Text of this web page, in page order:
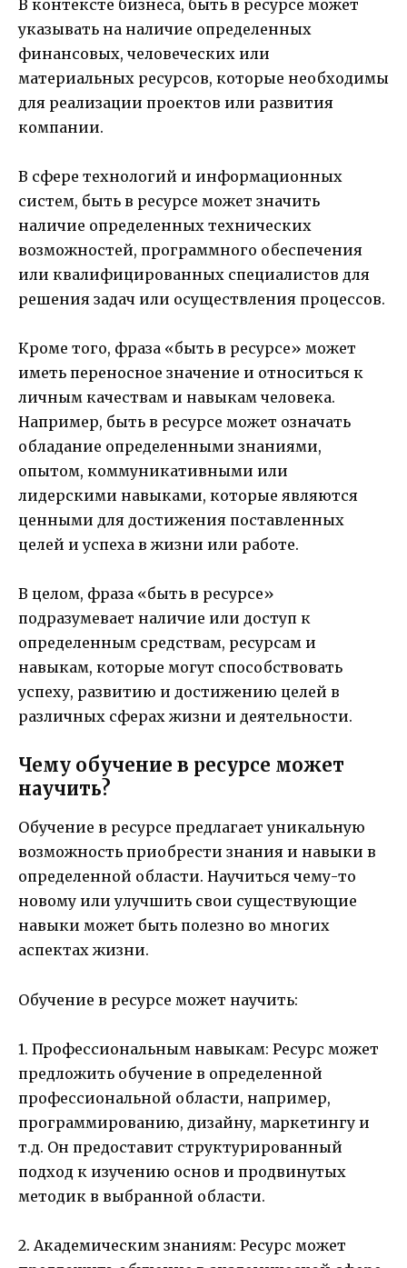
В контексте бизнеса, быть в ресурсе может
указывать на наличие определенных
финансовых, человеческих или
материальных ресурсов, которые необходимы
для реализации проектов или развития
компании.
В сфере технологий и информационных
систем, быть в ресурсе может значить
наличие определенных технических
возможностей, программного обеспечения
или квалифицированных специалистов для
решения задач или осуществления процессов.
Кроме того, фраза «быть в ресурсе» может
иметь переносное значение и относиться к
личным качествам и навыкам человека.
Например, быть в ресурсе может означать
обладание определенными знаниями,
опытом, коммуникативными или
лидерскими навыками, которые являются
ценными для достижения поставленных
целей и успеха в жизни или работе.
В целом, фраза «быть в ресурсе»
подразумевает наличие или доступ к
определенным средствам, ресурсам и
навыкам, которые могут способствовать
успеху, развитию и достижению целей в
различных сферах жизни и деятельности.
Чему обучение в ресурсе может
научить?
Обучение в ресурсе предлагает уникальную
возможность приобрести знания и навыки в
определенной области. Научиться чему-то
новому или улучшить свои существующие
навыки может быть полезно во многих
аспектах жизни.
Обучение в ресурсе может научить:
1. Профессиональным навыкам: Ресурс может
предложить обучение в определенной
профессиональной области, например,
программированию, дизайну, маркетингу и
т.д. Он предоставит структурированный
подход к изучению основ и продвинутых
методик в выбранной области.
2. Академическим знаниям: Ресурс может